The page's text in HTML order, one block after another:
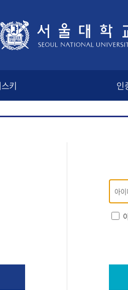
키 인
모바일
인증
로그인